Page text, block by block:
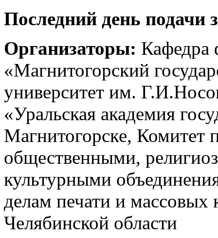
Последний день подачи
Организаторы:
«Магнитогорский
университет им.
«Уральская академия
Магнитогорске, Комитет
общественными,
культурными
делам печати и массовых
Челябинской области